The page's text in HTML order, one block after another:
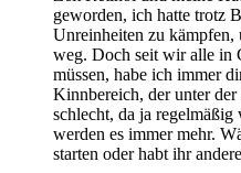
geworden, ich hatte trotz
Unreinheiten zu kämpfen,
weg. Doch seit wir alle in
müssen, habe ich immer
Kinnbereich, der unter
schlecht, da ja
werden es immer mehr.
starten oder habt ihr